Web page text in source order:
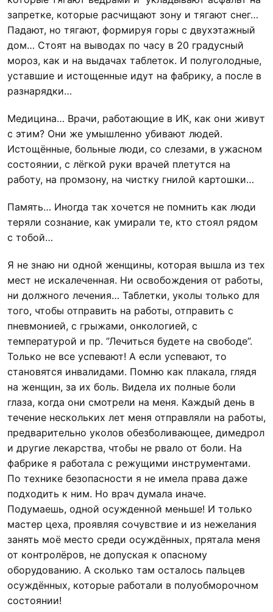
запретке, которые расчищают зону и тягают снег…
Падают, но тягают, формируя горы с двухэтажный
дом… Стоят на выводах по часу в 20 градусный
мороз, как и на выдачах таблеток. И полуголодные,
уставшие и истощенные идут на фабрику, а после в
разнарядки…
Медицина… Врачи, работающие в ИК, как они живут
с этим? Они же умышленно убивают людей.
Истощённые, больные люди, со слезами, в ужасном
состоянии, с лёгкой руки врачей плетутся на
работу, на промзону, на чистку гнилой картошки…
Память… Иногда так хочется не помнить как люди
теряли сознание, как умирали те, кто стоял рядом
с тобой…
Я не знаю ни одной женщины, которая вышла из тех
мест не искалеченная. Ни освобождения от работы,
ни должного лечения… Таблетки, уколы только для
того, чтобы отправить на работы, отправить с
пневмонией, с грыжами, онкологией, с
температурой и пр. ”Лечиться будете на свободе”.
Только не все успевают! А если успевают, то
становятся инвалидами. Помню как плакала, глядя
на женщин, за их боль. Видела их полные боли
глаза, когда они смотрели на меня. Каждый день в
течение нескольких лет меня отправляли на работы,
предварительно уколов обезболивающее, димедрол
и другие лекарства, чтобы не рвало от боли. На
фабрике я работала с режущими инструментами.
По технике безопасности я не имела права даже
подходить к ним. Но врач думала иначе.
Подумаешь, одной осужденной меньше! И только
мастер цеха, проявляя сочувствие и из нежелания
занять моё место среди осуждённых, прятала меня
от контролёров, не допуская к опасному
оборудованию. А сколько там осталось пальцев
осуждённых, которые работали в полуобморочном
состоянии!